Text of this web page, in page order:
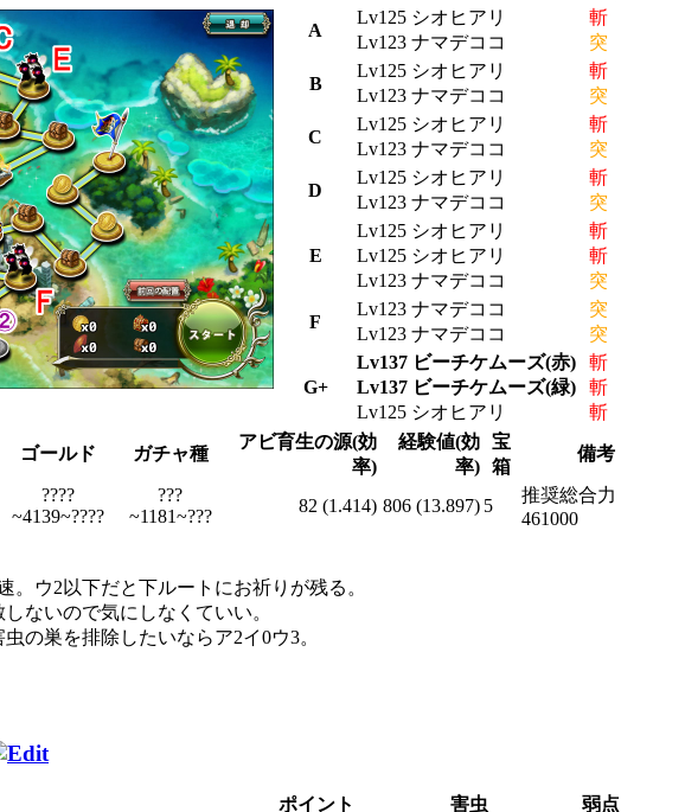
A
Lv125 シオヒアリ
Lv123 ナマデココ
斬
突
B
Lv125 シオヒアリ
Lv123 ナマデココ
斬
突
C
Lv125 シオヒアリ
Lv123 ナマデココ
斬
突
D
Lv125 シオヒアリ
Lv123 ナマデココ
斬
突
E
Lv125 シオヒアリ
Lv125 シオヒアリ
Lv123 ナマデココ
斬
斬
突
F
Lv123 ナマデココ
Lv123 ナマデココ
突
突
G+
Lv137 ビーチケムーズ(赤)
Lv137 ビーチケムーズ(緑)
Lv125 シオヒアリ
斬
斬
斬
ゴールド ガチャ種
アビ育生の源(効
率)
経験値(効
率)
宝
箱
備考
????
~4139~????
???
~1181~???
82 (1.414) 806 (13.897) 5
推奨総合力
461000
ウ2以下だと下ルートにお祈りが残る。
ないので気にしなくていい。
の巣を排除したいならア2イ0ウ3。
ポイント 害虫 弱点